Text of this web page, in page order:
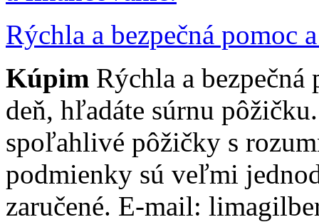
Rýchla a bezpečná pomoc
Kúpim Rýchla a
deň, hľadáte súrnu
spoľahlivé pôžičky s
podmienky sú veľmi
zaručené. E-mail: